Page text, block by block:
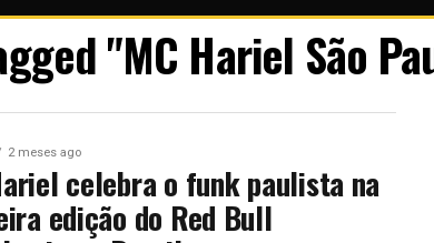
"MC Hariel São
2 meses ago
celebra o funk paulista na
edição do Red Bull